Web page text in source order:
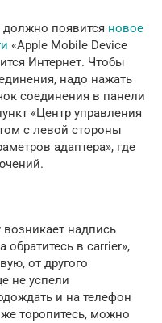
появится новое
«Apple Mobile Device
Интернет. Чтобы
надо нажать
соединения в панели
«Центр управления
с левой стороны
адаптера», где
надпись
в carrier»,
от другого
не успели
и на телефон
торопитесь, можно